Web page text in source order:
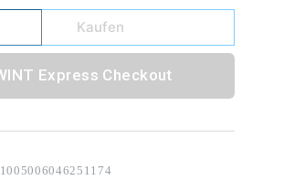
Kaufen
Express Checkout
1005006046251174